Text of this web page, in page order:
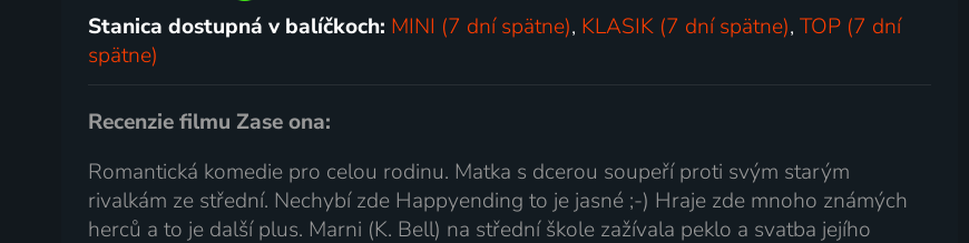
Stanica dostupná v balíčkoch: MINI (7 dní spätne), KLASIK (7 dní spätne),TOP (7 dní
spätne)
Recenzie filmu Zase ona:
Romantická komedie pro celou rodinu. Matka s dcerou soupeří proti svým starým
rivalkám ze střední. Nechybí zde Happyending to je jasné ;-) Hraje zde mnoho známých
herců a to je další plus. Marni (K. Bell) na střední škole zažívala peklo a svatba jejího